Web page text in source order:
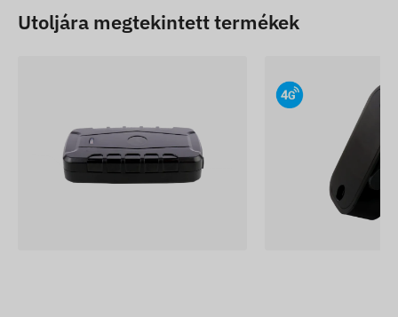
Utoljára megtekintett termékek